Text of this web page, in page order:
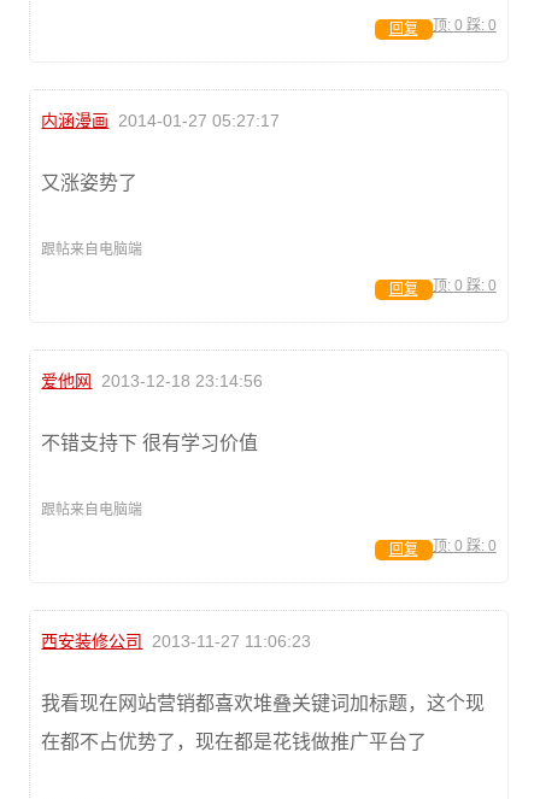
顶: 0 踩: 0
回复
内涵漫画 2014-01-27 05:27:17
又涨姿势了
跟帖来自电脑端
顶: 0 踩: 0
回复
爱他网 2013-12-18 23:14:56
不错支持下 很有学习价值
跟帖来自电脑端
顶: 0 踩: 0
回复
西安装修公司 2013-11-27 11:06:23
我看现在网站营销都喜欢堆叠关键词加标题，这个现
在都不占优势了，现在都是花钱做推广平台了